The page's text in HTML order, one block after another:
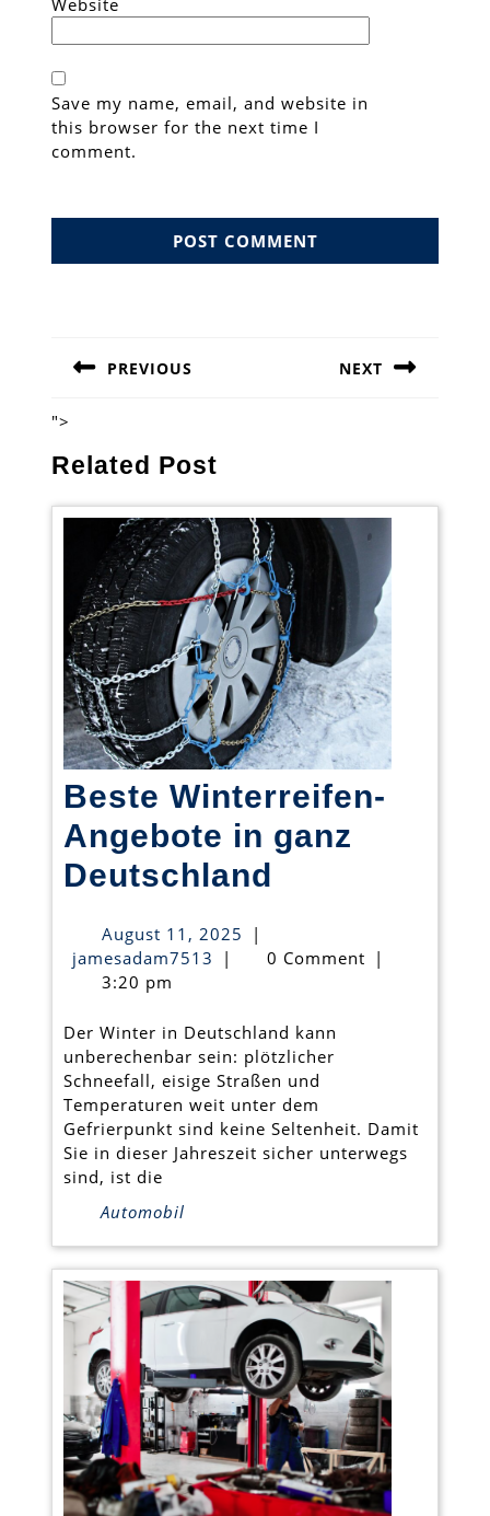
Save my name, email, and website in
this browser for the next time I
comment.
navigation
PREVIOUS
post:
NEXT
">
Related Post
Beste Winterreifen-
Angebote in ganz
Deutschland
Angebote
ganz
Deutschland
August 11, 2025 August
11,
|
jamesadam7513 jamesadam7513
| 0 Comment |
3:20 pm
Der Winter in Deutschland kann
unberechenbar sein: plötzlicher
Schneefall, eisige Straßen und
Temperaturen weit unter dem
Gefrierpunkt sind keine Seltenheit. Damit
Sie in dieser Jahreszeit sicher unterwegs
sind, ist die
Automobil